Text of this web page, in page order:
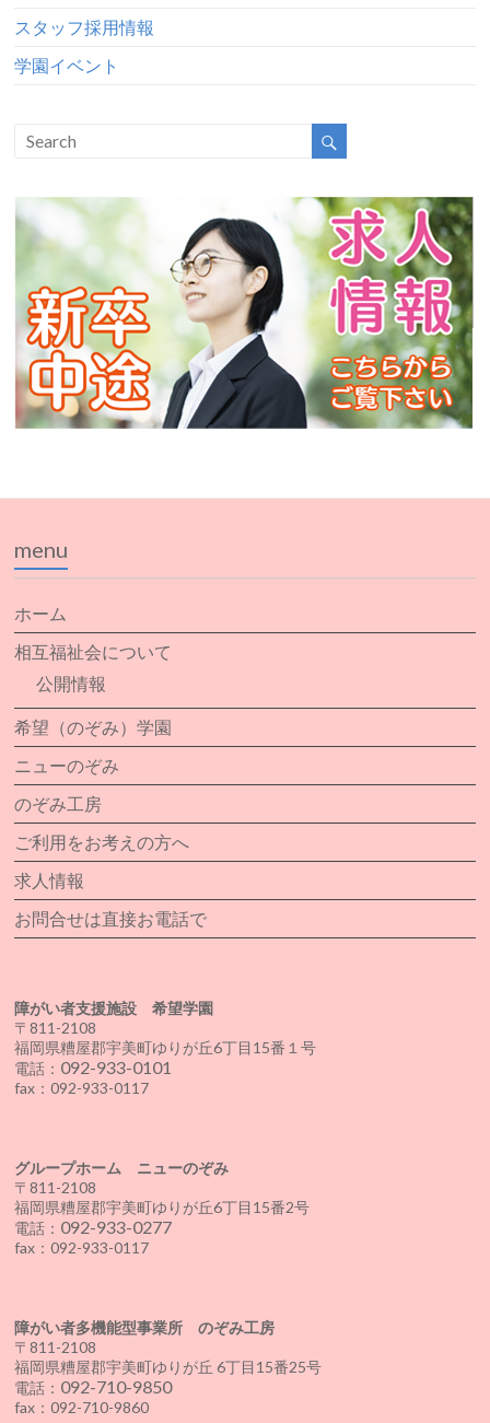
スタッフ採用情報
学園イベント
menu
ホーム
相互福祉会について
公開情報
希望（のぞみ）学園
ニューのぞみ
のぞみ工房
ご利用をお考えの方へ
求人情報
お問合せは直接お電話で
障がい者支援施設 希望学園
〒811-2108
福岡県糟屋郡宇美町ゆりが丘6丁目15番１号
電話： 092-933-0101
fax：092-933-0117
グループホーム ニューのぞみ
〒811-2108
福岡県糟屋郡宇美町ゆりが丘6丁目15番2号
電話： 092-933-0277
fax：092-933-0117
障がい者多機能型事業所 のぞみ工房
〒811-2108
福岡県糟屋郡宇美町ゆりが丘 6丁目15番25号
電話： 092-710-9850
fax：092-710-9860